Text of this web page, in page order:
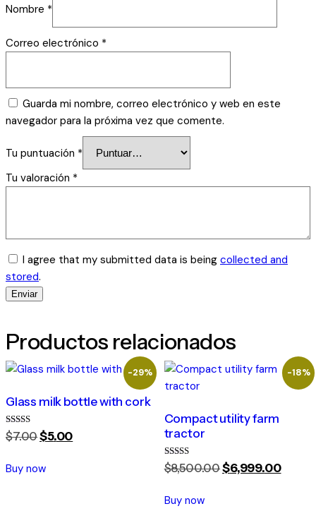
Nombre *
Correo electrónico *
Guarda mi nombre, correo electrónico y web en este
navegador para la próxima vez que comente.
Tu puntuación *
Tu valoración *
I agree that my submitted data is being collected and
stored.
Productos relacionados
-29%
Glass milk bottle with cork
Valorado
con
$7.00$5.00
Buy now
-18%
Compact utility farm
tractor
Valorado
con
$8,500.00$6,999.00
Buy now